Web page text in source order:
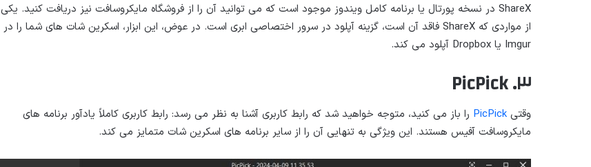
ShareX در نسخه پورتال یا برنامه کامل ویندوز موجود است که می توانید آن را از فروشگاه مایکروسافت نیز دریافت کنید. یکی
از مواردی که ShareX فاقد آن است، گزینه آپلود در سرور اختصاصی ابری است. در عوض، این ابزار، اسکرین شات های شما را در
Imgur یا Dropbox آپلود می کند.
۳. PicPick
وقتی PicPick را باز می کنید، متوجه خواهید شد که رابط کاربری آشنا به نظر می رسد: رابط کاربری کاملاً یادآور برنامه های
مایکروسافت آفیس هستند. این ویژگی به تنهایی آن را از سایر برنامه های اسکرین شات متمایز می کند.